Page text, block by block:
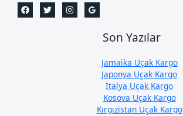
Son Yazılar
Jamaika Uçak Kargo
Japonya Uçak Kargo
İtalya Uçak Kargo
Kosova Uçak Kargo
Kırgızistan Uçak Kargo